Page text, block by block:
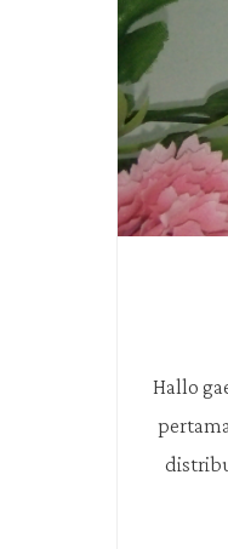
Hallo